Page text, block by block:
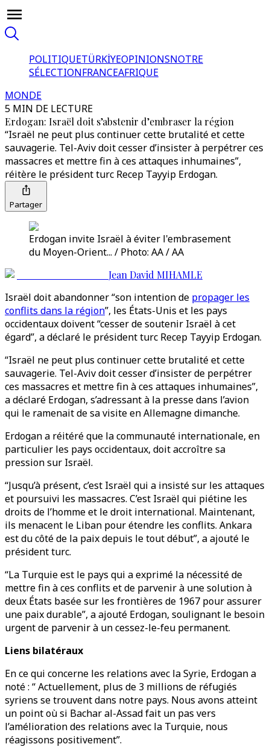
POLITIQUETÜRKİYEOPINIONSNOTRE
SÉLECTIONFRANCEAFRIQUE
MONDE
5 MIN DE LECTURE
Erdogan: Israël doit s’abstenir d’embraser la région
“Israël ne peut plus continuer cette brutalité et cette
sauvagerie. Tel-Aviv doit cesser d’insister à perpétrer ces
massacres et mettre fin à ces attaques inhumaines”,
réitère le président turc Recep Tayyip Erdogan.
Partager
Erdogan invite Israël à éviter l'embrasement
du Moyen-Orient... / Photo: AA / AA
Jean David MIHAMLE
Israël doit abandonner “son intention de propager les
conflits dans la région”, les États-Unis et les pays
occidentaux doivent “cesser de soutenir Israël à cet
égard”, a déclaré le président turc Recep Tayyip Erdogan.
“Israël ne peut plus continuer cette brutalité et cette
sauvagerie. Tel-Aviv doit cesser d’insister de perpétrer
ces massacres et mettre fin à ces attaques inhumaines”,
a déclaré Erdogan, s’adressant à la presse dans l’avion
qui le ramenait de sa visite en Allemagne dimanche.
Erdogan a réitéré que la communauté internationale, en
particulier les pays occidentaux, doit accroître sa
pression sur Israël.
“Jusqu’à présent, c’est Israël qui a insisté sur les attaques
et poursuivi les massacres. C’est Israël qui piétine les
droits de l’homme et le droit international. Maintenant,
ils menacent le Liban pour étendre les conflits. Ankara
est du côté de la paix depuis le tout début”, a ajouté le
président turc.
“La Turquie est le pays qui a exprimé la nécessité de
mettre fin à ces conflits et de parvenir à une solution à
deux États basée sur les frontières de 1967 pour assurer
une paix durable”, a ajouté Erdogan, soulignant le besoin
urgent de parvenir à un cessez-le-feu permanent.
Liens bilatéraux
En ce qui concerne les relations avec la Syrie, Erdogan a
noté : “ Actuellement, plus de 3 millions de réfugiés
syriens se trouvent dans notre pays. Nous avons atteint
un point où si Bachar al-Assad fait un pas vers
l’amélioration des relations avec la Turquie, nous
réagissons positivement”.